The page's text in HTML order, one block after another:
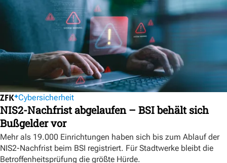
Cybersicherheit
NIS2-Nachfrist abgelaufen – BSI behält sich
Bußgelder vor
Mehr als 19.000 Einrichtungen haben sich bis zum Ablauf der
NIS2-Nachfrist beim BSI registriert. Für Stadtwerke bleibt die
Betroffenheitsprüfung die größte Hürde.